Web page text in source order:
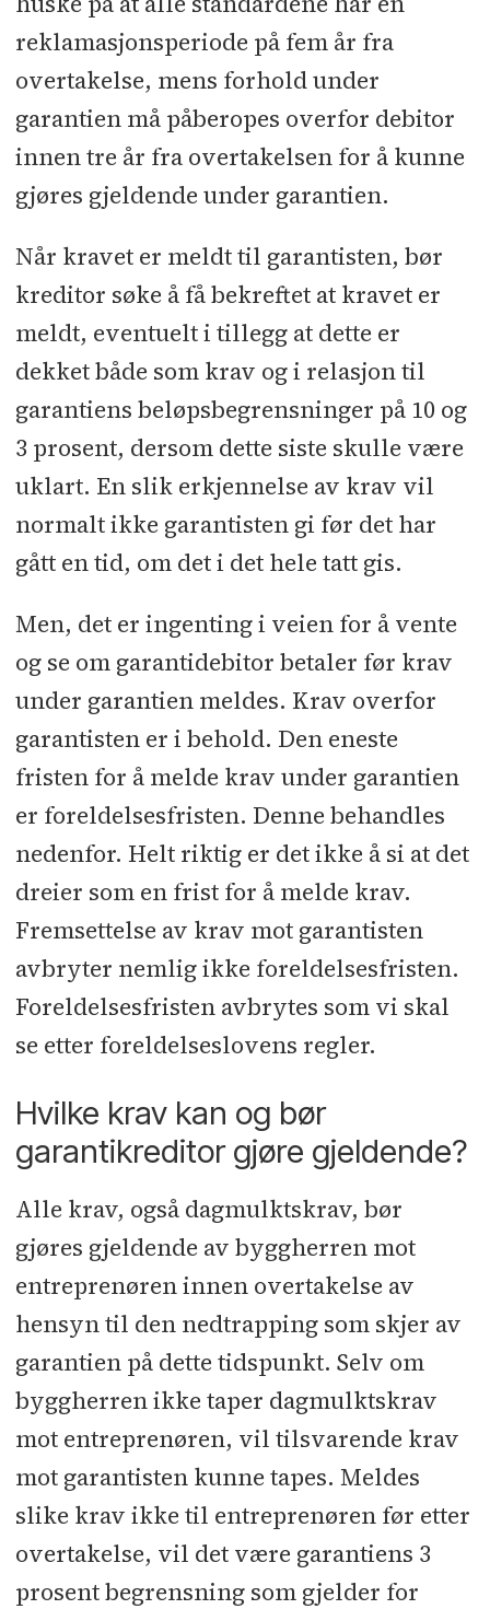
reklamasjonsperiode på fem år fra
overtakelse, mens forhold under
garantien må påberopes overfor debitor
innen tre år fra overtakelsen for å kunne
gjøres gjeldende under garantien.
Når kravet er meldt til garantisten, bør
kreditor søke å få bekreftet at kravet er
meldt, eventuelt i tillegg at dette er
dekket både som krav og i relasjon til
garantiens beløpsbegrensninger på 10 og
3 prosent, dersom dette siste skulle være
uklart. En slik erkjennelse av krav vil
normalt ikke garantisten gi før det har
gått en tid, om det i det hele tatt gis.
Men, det er ingenting i veien for å vente
og se om garantidebitor betaler før krav
under garantien meldes. Krav overfor
garantisten er i behold. Den eneste
fristen for å melde krav under garantien
er foreldelsesfristen. Denne behandles
nedenfor. Helt riktig er det ikke å si at det
dreier som en frist for å melde krav.
Fremsettelse av krav mot garantisten
avbryter nemlig ikke foreldelsesfristen.
Foreldelsesfristen avbrytes som vi skal
se etter foreldelseslovens regler.
Hvilke krav kan og bør
garantikreditor gjøre gjeldende?
Alle krav, også dagmulktskrav, bør
gjøres gjeldende av byggherren mot
entreprenøren innen overtakelse av
hensyn til den nedtrapping som skjer av
garantien på dette tidspunkt. Selv om
byggherren ikke taper dagmulktskrav
mot entreprenøren, vil tilsvarende krav
mot garantisten kunne tapes. Meldes
slike krav ikke til entreprenøren før etter
overtakelse, vil det være garantiens 3
prosent begrensning som gjelder for